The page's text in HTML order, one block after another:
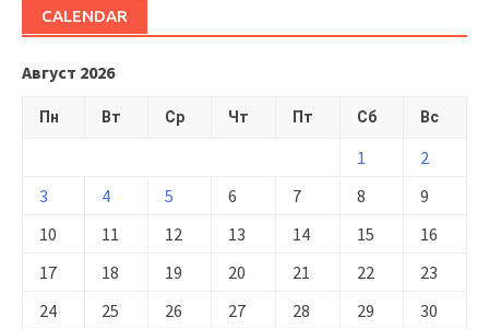
CALENDAR
Август 2026
Пн Вт Ср Чт Пт Сб Вс
1
2
3
4 5 6 7 8
9
10
11 12 13 14 15
16
17
18 19 20 21 22
23
24
25 26 27 28 29
30